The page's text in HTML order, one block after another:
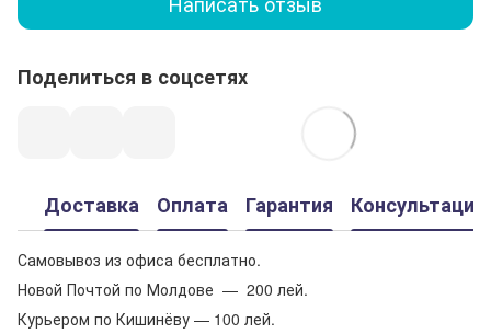
Поделиться в соцсетях
Доставка Оплата Гарантия Консультация
Самовывоз из офиса бесплатно.
Новой Почтой по Молдове — 200 лей.
Курьером по Кишинёву — 100 лей.